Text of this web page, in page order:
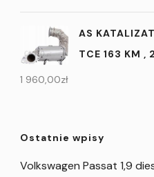
AS
TCE 163 KM ,
1 960,00zł
Ostatnie wpisy
Volkswagen Passat 1,9